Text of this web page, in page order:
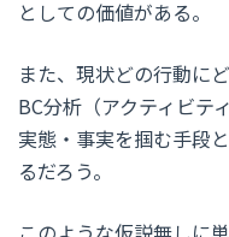
としての価値がある。
また、現状どの行動に
BC分析（アクティビテ
実態・事実を掴む手段
るだろう。